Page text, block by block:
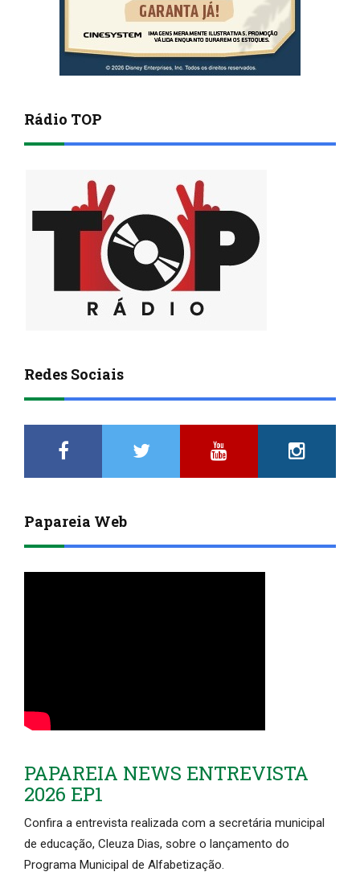
Rádio TOP
Redes Sociais
Papareia Web
PAPAREIA NEWS ENTREVISTA
2026 EP1
Confira a entrevista realizada com a secretária municipal
de educação, Cleuza Dias, sobre o lançamento do
Programa Municipal de Alfabetização.